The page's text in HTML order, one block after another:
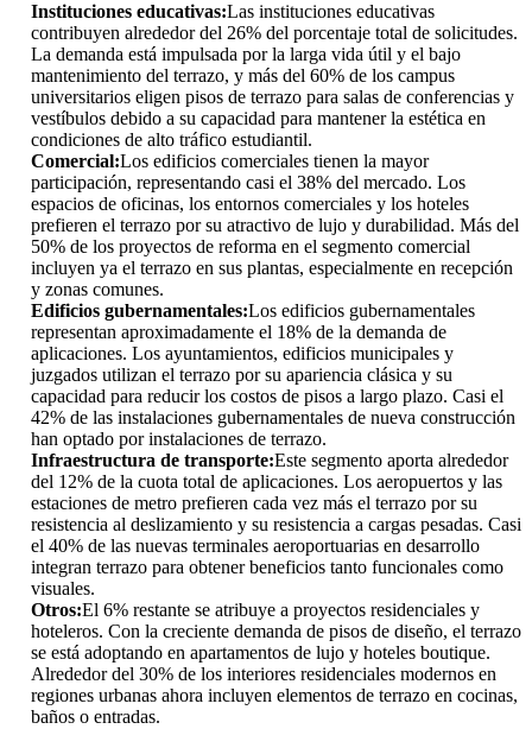
Instituciones educativas:Las instituciones educativas
contribuyen alrededor del 26% del porcentaje total de solicitudes.
La demanda está impulsada por la larga vida útil y el bajo
mantenimiento del terrazo, y más del 60% de los campus
universitarios eligen pisos de terrazo para salas de conferencias y
vestíbulos debido a su capacidad para mantener la estética en
condiciones de alto tráfico estudiantil.
Comercial:Los edificios comerciales tienen la mayor
participación, representando casi el 38% del mercado. Los
espacios de oficinas, los entornos comerciales y los hoteles
prefieren el terrazo por su atractivo de lujo y durabilidad. Más del
50% de los proyectos de reforma en el segmento comercial
incluyen ya el terrazo en sus plantas, especialmente en recepción
y zonas comunes.
Edificios gubernamentales:Los edificios gubernamentales
representan aproximadamente el 18% de la demanda de
aplicaciones. Los ayuntamientos, edificios municipales y
juzgados utilizan el terrazo por su apariencia clásica y su
capacidad para reducir los costos de pisos a largo plazo. Casi el
42% de las instalaciones gubernamentales de nueva construcción
han optado por instalaciones de terrazo.
Infraestructura de transporte:Este segmento aporta alrededor
del 12% de la cuota total de aplicaciones. Los aeropuertos y las
estaciones de metro prefieren cada vez más el terrazo por su
resistencia al deslizamiento y su resistencia a cargas pesadas. Casi
el 40% de las nuevas terminales aeroportuarias en desarrollo
integran terrazo para obtener beneficios tanto funcionales como
visuales.
Otros:El 6% restante se atribuye a proyectos residenciales y
hoteleros. Con la creciente demanda de pisos de diseño, el terrazo
se está adoptando en apartamentos de lujo y hoteles boutique.
Alrededor del 30% de los interiores residenciales modernos en
regiones urbanas ahora incluyen elementos de terrazo en cocinas,
baños o entradas.